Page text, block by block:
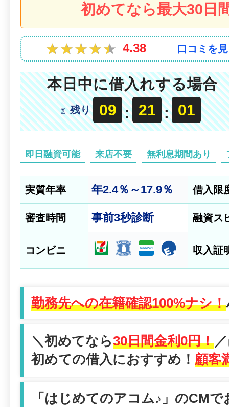
初めてなら最大30日
★★★★★
★★★★★ 4.38 口コミを
本日中に借入れする場合
残り 09 : 20 : 59
即日融資可能 来店不要 無利息期間あり
実質年率 年2.4％～17.9％ 借入限
審査時間 事前3秒診断 融資ス
コンビニ 収入証
勤務先への在籍確認100%ナシ！
＼初めてなら30日間金利0円！／
初めての借入におすすめ！ 顧客
「はじめてのアコム♪」のCM